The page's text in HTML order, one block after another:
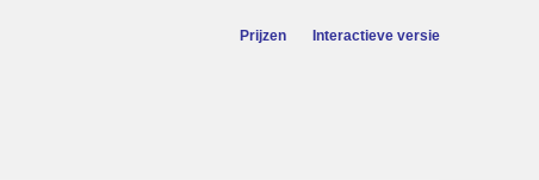
Prijzen Interactieve versie